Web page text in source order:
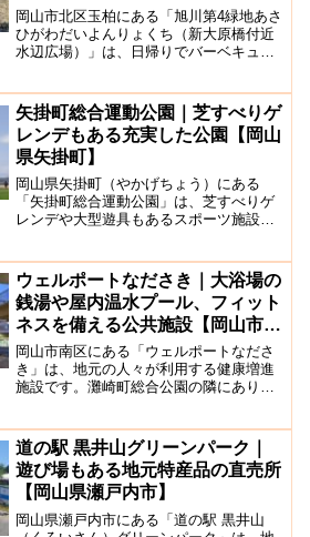
柏】
岡山市北区玉柏にある「旭川第4緑地あさ
ひがわだいよんりょくち（新大原橋付近
水辺広場）」は、日帰りでバーベキュー
め小さなお子様でも安心して水遊びを楽
しむことができますよ...
矢掛町総合運動公園｜芝すべりゲ
レンデもある充実した公園【岡山
県矢掛町】
岡山県矢掛町（やかげちょう）にある
「矢掛町総合運動公園」は、芝すべりゲ
レンデや大型遊具もあるスポーツ施設も
大型複合遊具や噴水広場などが充実して
いることに加え、野球、ソフ...
ウェルポートなださき｜大浴場の
銭湯や屋内温水プール、フィット
ネスを備える公共施設【岡山市南
区】
岡山市南区にある「ウェルポートなださ
き」は、地元の人々が利用する健康増進
施設です。灘崎町総合公園の隣にありま
プールも完備しているため小さなお子様
から大人まで幅広い人々に...
道の駅 黒井山グリーンパーク｜
遊び場もある地元特産品の直売所
【岡山県瀬戸内市】
岡山県瀬戸内市にある「道の駅 黒井山